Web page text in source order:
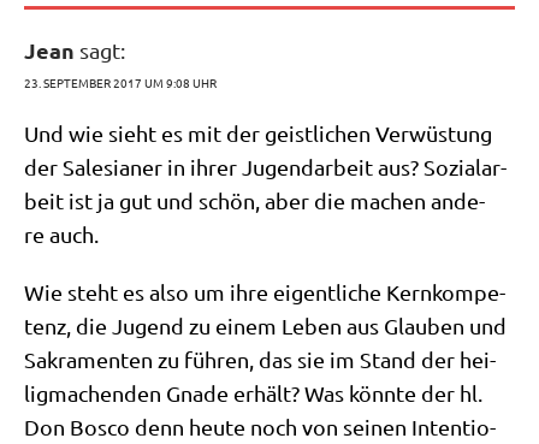
Jean sagt:
23. SEPTEMBER 2017 UM 9:08 UHR
Und wie sieht es mit der geist­li­chen Ver­wü­stung
der Sale­sia­ner in ihrer Jugend­ar­beit aus? Sozi­al­ar­
beit ist ja gut und schön, aber die machen ande­
re auch.
Wie steht es also um ihre eigent­li­che Kern­kom­pe­
tenz, die Jugend zu einem Leben aus Glau­ben und
Sakra­men­ten zu füh­ren, das sie im Stand der hei­
lig­ma­chen­den Gna­de erhält? Was könn­te der hl.
Don Bos­co denn heu­te noch von sei­nen Inten­tio­